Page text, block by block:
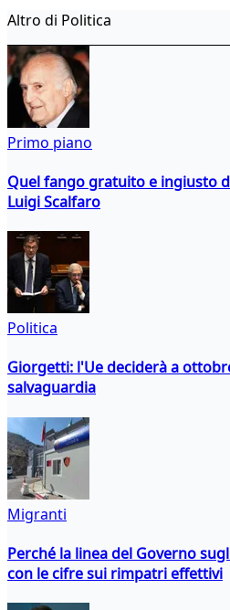
Altro di Politica
Primo piano
Quel fango gratuito e ingiusto
Luigi Scalfaro
Politica
Giorgetti: l'Ue deciderà a
salvaguardia
Migranti
Perché la linea del Governo
con le cifre sui rimpatri effettivi